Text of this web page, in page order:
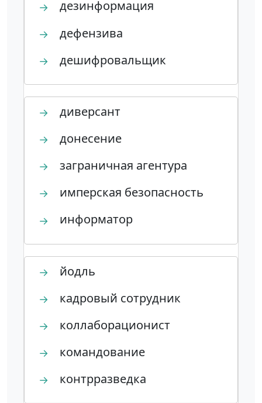
→ дезинформация
→ дефензива
→ дешифровальщик
→ диверсант
→ донесение
→ заграничная агентура
→ имперская безопасность
→ информатор
→ йодль
→ кадровый сотрудник
→ коллаборационист
→ командование
→ контрразведка